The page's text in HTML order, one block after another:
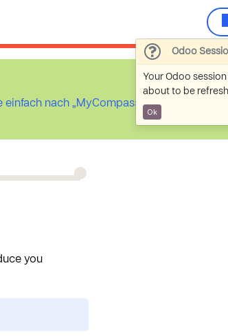
Odoo
Your Odoo
about to be
Ok
nach „MyCompassion
you